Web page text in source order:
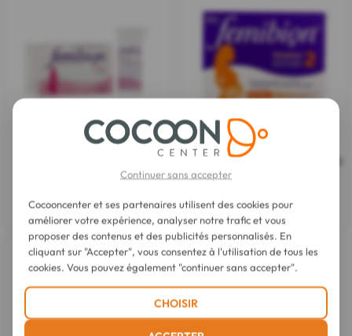
Intime 28 Gélules
24,90 €
Femibion
Grossesse 2 - 28 Comprimés & 28
25,30 €
Épuisé
Continuer sans accepter
Cocooncenter et ses partenaires utilisent des cookies pour
améliorer votre expérience, analyser notre trafic et vous
proposer des contenus et des publicités personnalisés. En
cliquant sur "Accepter", vous consentez à l'utilisation de tous les
cookies. Vous pouvez également "continuer sans accepter".
CHOISIR